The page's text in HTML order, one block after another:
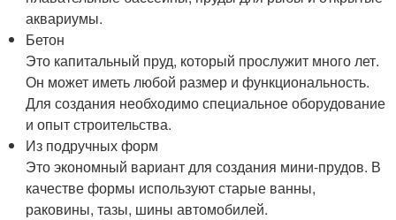
аквариумы.
Бетон
Это капитальный пруд, который прослужит много лет.
Он может иметь любой размер и функциональность.
Для создания необходимо специальное оборудование
и опыт строительства.
Из подручных форм
Это экономный вариант для создания мини-прудов. В
качестве формы используют старые ванны,
раковины, тазы, шины автомобилей.